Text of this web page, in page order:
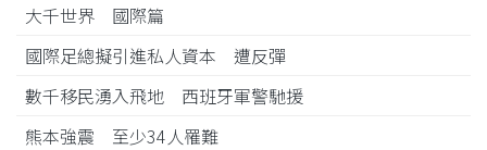
大千世界 國際篇
國際足總擬引進私人資本 遭反彈
數千移民湧入飛地 西班牙軍警馳援
熊本強震 至少34人罹難